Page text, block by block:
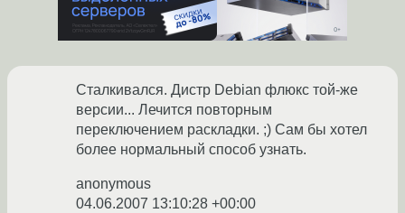
Сталкивался. Дистр Debian флюкс той-же
версии... Лечится повторным
переключением раскладки. ;) Сам бы хотел
более нормальный способ узнать.
anonymous
04.06.2007 13:10:28 +00:00